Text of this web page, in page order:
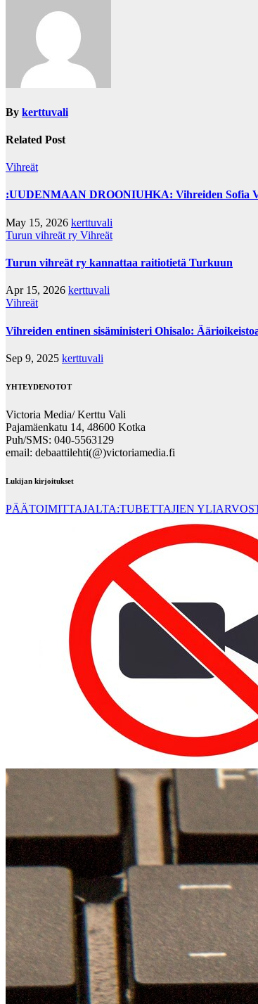
By kerttuvali
Related Post
Vihreät
:UUDENMAAN DROONIUHKA: Vihreiden Sofia
May 15, 2026 kerttuvali
Turun vihreät ry Vihreät
Turun vihreät ry kannattaa raitiotietä Turkuun
Apr 15, 2026 kerttuvali
Vihreät
Vihreiden entinen sisäministeri Ohisalo:
Sep 9, 2025 kerttuvali
YHTEYDENOTOT
Victoria Media/ Kerttu Vali
Pajamäenkatu 14, 48600 Kotka
Puh/SMS: 040-5563129
email: debaattilehti(@)victoriamedia.fi
Lukijan kirjoitukset
PÄÄTOIMITTAJALTA:TUBETTAJIEN